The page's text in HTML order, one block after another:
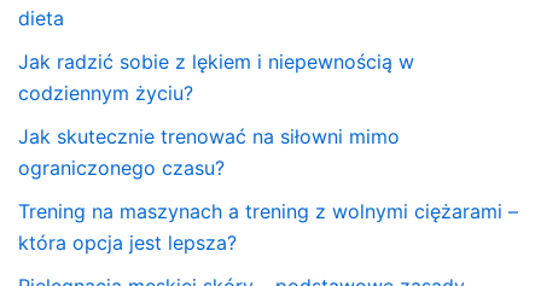
dieta
Jak radzić sobie z lękiem i niepewnością w
codziennym życiu?
Jak skutecznie trenować na siłowni mimo
ograniczonego czasu?
Trening na maszynach a trening z wolnymi ciężarami –
która opcja jest lepsza?